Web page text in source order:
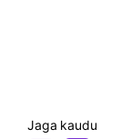
Jaga kaudu